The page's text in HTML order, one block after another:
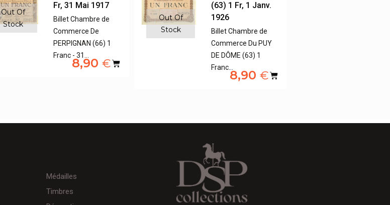
Out Of
Stock
Fr, 31 Mai 1917
Billet Chambre de
Commerce De
PERPIGNAN (66) 1
Franc - 31…
8,90 €
Out Of
Stock
(63) 1 Fr, 1 Janv.
1926
Billet Chambre de
Commerce Du PUY
DE DÔME (63) 1
Franc…
8,90 €
Médailles
Timbres